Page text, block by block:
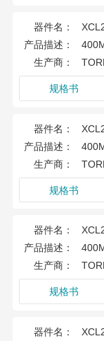
器件名：
产品描述：
生产商：
规格书
器件名：
产品描述：
生产商：
规格书
器件名：
产品描述：
生产商：
规格书
器件名：